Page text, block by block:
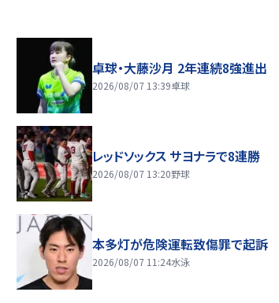
卓球・大藤沙月 2年連続8強進出
2026/08/07 13:39卓球
レッドソックス サヨナラで8連勝
2026/08/07 13:20野球
本多灯が危険運転致傷罪で起訴
2026/08/07 11:24水泳